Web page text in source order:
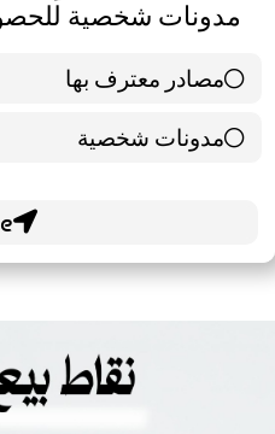
مدونات شخصية
مصادر معترف بها
39 ( 65 % )
مدونات شخصية
21 ( 35 % )